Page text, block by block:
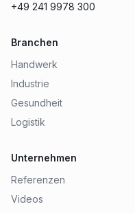
+49 241 9978 300
Branchen
Handwerk
Industrie
Gesundheit
Logistik
Unternehmen
Referenzen
Videos